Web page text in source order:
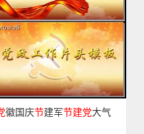
徽国庆节建军节建党大气